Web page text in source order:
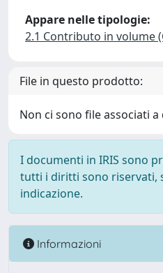
Appare nelle tipologie:
2.1 Contributo in volume
File in questo prodotto:
Non ci sono file associati
I documenti in IRIS sono
tutti i diritti sono riservati,
indicazione.
Informazioni